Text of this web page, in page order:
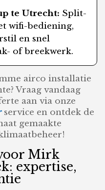
te Utrecht: Split-
wifi-bediening,
en snel
of breekwerk.
airco installatie
Vraag vandaag
aan via onze
service en ontdek de
gemaakte
Mirk
expertise,